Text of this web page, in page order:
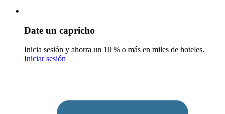
Date un capricho
Inicia sesión y ahorra un 10 % o más en miles de hoteles.
Iniciar sesión